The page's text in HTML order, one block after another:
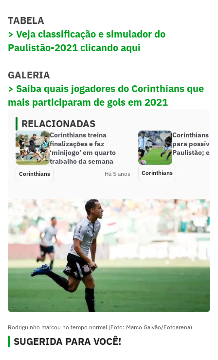
TABELA
> Veja classificação e simulador do
Paulistão-2021 clicando aqui
GALERIA
> Saiba quais jogadores do Corinthians que
mais participaram de gols em 2021
RELACIONADAS
Corinthians treina
finalizações e faz
‘minijogo’ em quarto
trabalho da semana
Corinthians Há 5 anos
Corinthians
para possível
Paulistão;
Corinthians
Rodriguinho marcou no tempo normal (Foto: Marco Galvão/Fotoarena)
SUGERIDA PARA VOCÊ!